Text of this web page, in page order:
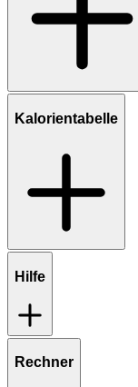
Kalorientabelle
Hilfe
Rechner